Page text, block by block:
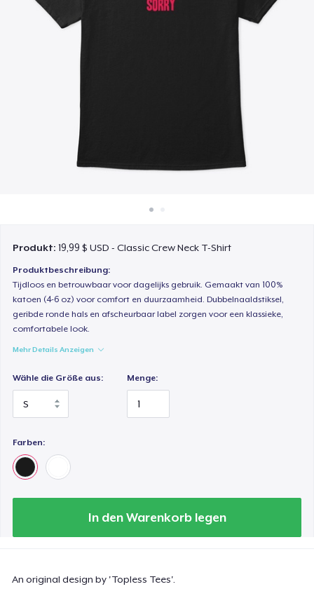
Produkt:19,99 $ USD - Classic Crew Neck T-Shirt
Produktbeschreibung:
Tijdloos en betrouwbaar voor dagelijks gebruik. Gemaakt van 100%
katoen (4-6 oz) voor comfort en duurzaamheid. Dubbelnaaldstiksel,
geribde ronde hals en afscheurbaar label zorgen voor een klassieke,
comfortabele look.
Mehr Details Anzeigen
Wähle die Größe aus: Menge:
Farben:
In den Warenkorb legen
An original design by 'Topless Tees'.